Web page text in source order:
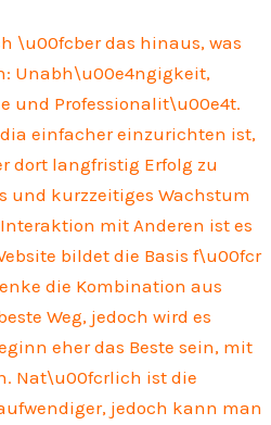
\u00fcber das hinaus, was
Unabh\u00e4ngigkeit,
und Professionalit\u00e4t.
einfacher einzurichten ist,
dort langfristig Erfolg zu
und kurzzeitiges Wachstum
mit Anderen ist es
bildet die Basis f\u00fcr
die Kombination aus
Weg, jedoch wird es
eher das Beste sein, mit
Nat\u00fcrlich ist die
jedoch kann man